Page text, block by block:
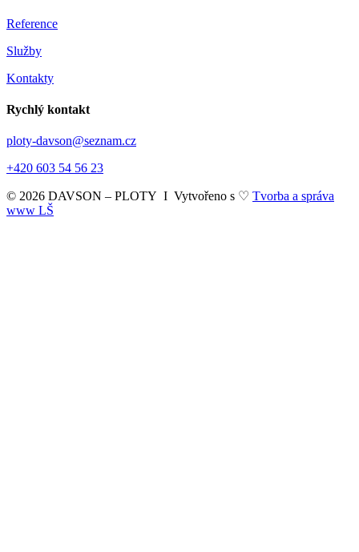
Reference
Služby
Kontakty
Rychlý kontakt
ploty-davson@seznam.cz
+420 603 54 56 23
© 2026 DAVSON – PLOTY I Vytvořeno s ♡ Tvorba a správa
www LŠ